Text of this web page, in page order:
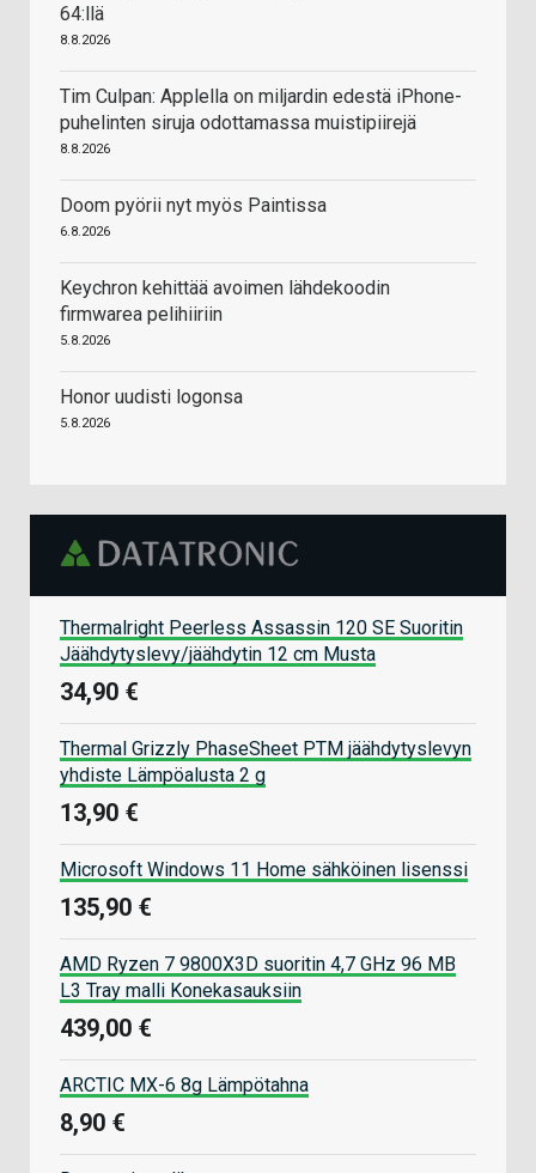
64:llä
8.8.2026
Tim Culpan: Applella on miljardin edestä iPhone-
puhelinten siruja odottamassa muistipiirejä
8.8.2026
Doom pyörii nyt myös Paintissa
6.8.2026
Keychron kehittää avoimen lähdekoodin
firmwarea pelihiiriin
5.8.2026
Honor uudisti logonsa
5.8.2026
Thermalright Peerless Assassin 120 SE Suoritin
Jäähdytyslevy/jäähdytin 12 cm Musta
34,90 €
Thermal Grizzly PhaseSheet PTM jäähdytyslevyn
yhdiste Lämpöalusta 2 g
13,90 €
Microsoft Windows 11 Home sähköinen lisenssi
135,90 €
AMD Ryzen 7 9800X3D suoritin 4,7 GHz 96 MB
L3 Tray malli Konekasauksiin
439,00 €
ARCTIC MX-6 8g Lämpötahna
8,90 €